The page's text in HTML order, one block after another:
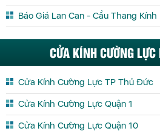
Báo Giá Lan Can - Cầu Thang Kính
CỬA KÍNH CƯỜNG
Cửa Kính Cường Lực TP Thủ Đức
Cửa Kính Cường Lực Quận 1
Cửa Kính Cường Lực Quận 10